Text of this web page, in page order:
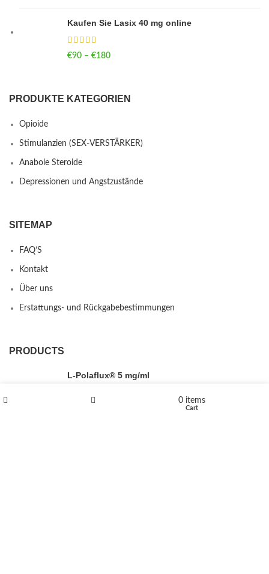
Kaufen Sie Lasix 40 mg online
€90 – €180
PRODUKTE KATEGORIEN
Opioide
Stimulanzien (SEX-VERSTÄRKER)
Anabole Steroide
Depressionen und Angstzustände
SITEMAP
FAQ’S
Kontakt
Über uns
Erstattungs- und Rückgabebestimmungen
PRODUCTS
L-Polaflux® 5 mg/ml
0 items
Cart